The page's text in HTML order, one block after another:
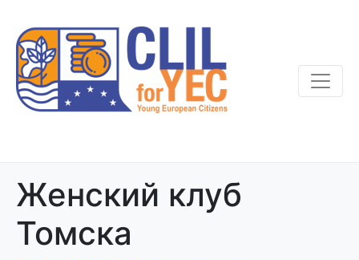
Женский клуб
Томска